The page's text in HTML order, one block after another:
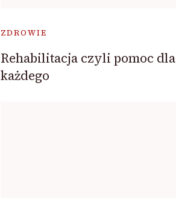
ZDROWIE
Rehabilitacja czyli pomoc dla
każdego